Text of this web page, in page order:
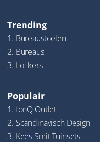
Trending
1. Bureaustoelen
2. Bureaus
3. Lockers
Populair
1. fonQ Outlet
2. Scandinavisch Design
3. Kees Smit Tuinsets